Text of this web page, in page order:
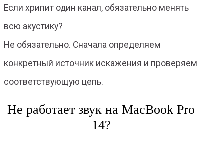
Если хрипит один канал, обязательно менять
всю акустику?
Не обязательно. Сначала определяем
конкретный источник искажения и проверяем
соответствующую цепь.
Не работает звук на MacBook Pro
14?